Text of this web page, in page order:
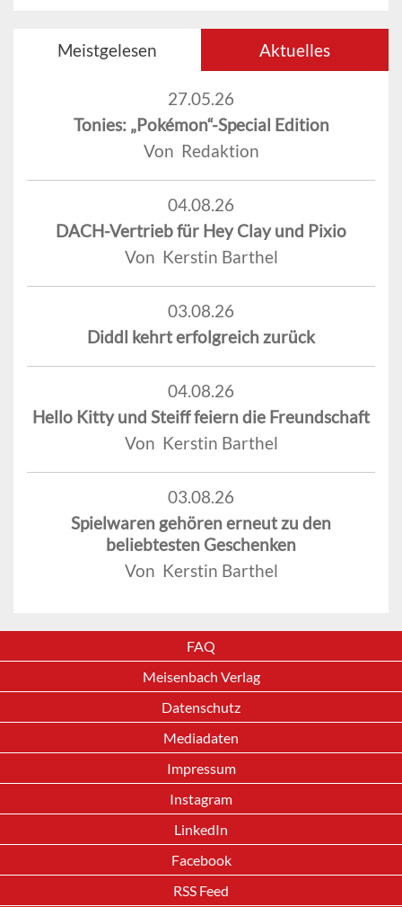
Meistgelesen Aktuelles
27.05.26
Tonies: „Pokémon“-Special Edition
Von Redaktion
04.08.26
DACH-Vertrieb für Hey Clay und Pixio
Von Kerstin Barthel
03.08.26
Diddl kehrt erfolgreich zurück
04.08.26
Hello Kitty und Steiff feiern die Freundschaft
Von Kerstin Barthel
03.08.26
Spielwaren gehören erneut zu den
beliebtesten Geschenken
Von Kerstin Barthel
FAQ
Meisenbach Verlag
Datenschutz
Mediadaten
Impressum
Instagram
LinkedIn
Facebook
RSS Feed